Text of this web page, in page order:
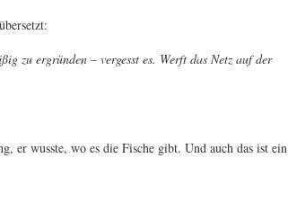
zu ergründen – vergesst es. Werft das Netz auf der
er wusste, wo es die Fische gibt. Und auch das ist ein